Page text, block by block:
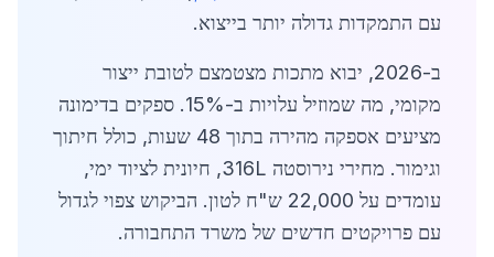
עם התמקדות גדולה יותר בייצוא.
ב-2026, יבוא מתכות מצטמצם לטובת ייצור
מקומי, מה שמוזיל עלויות ב-15%. ספקים בדימונה
מציעים אספקה מהירה בתוך 48 שעות, כולל חיתוך
וגימור. מחירי נירוסטה 316L, חיונית לציוד ימי,
עומדים על 22,000 ש"ח לטון. הביקוש צפוי לגדול
עם פרויקטים חדשים של משרד התחבורה.